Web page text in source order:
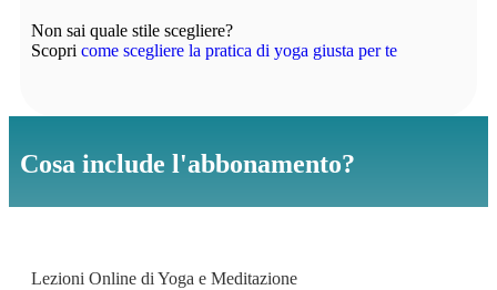
Non sai quale stile scegliere?
Scopri come scegliere la pratica di yoga giusta per te
Cosa include l'abbonamento?
Lezioni Online di Yoga e Meditazione